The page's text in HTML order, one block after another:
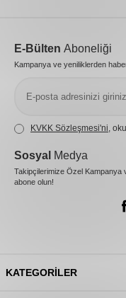
E-Bülten Aboneliği
Kampanya ve yeniliklerden
KVKK Sözleşmesi'ni ,
Sosyal Medya
Takipçilerimize Özel Kampanya
abone olun!
KATEGORILER